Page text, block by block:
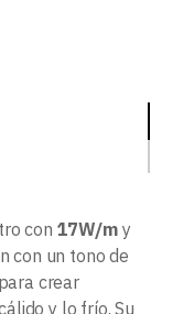
con 17W/my
con un tono de
crear
y lo frío. Su